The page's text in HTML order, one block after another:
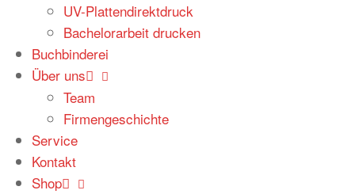
UV-Plattendirektdruck
Bachelorarbeit drucken
Buchbinderei
Über uns
Team
Firmengeschichte
Service
Kontakt
Shop